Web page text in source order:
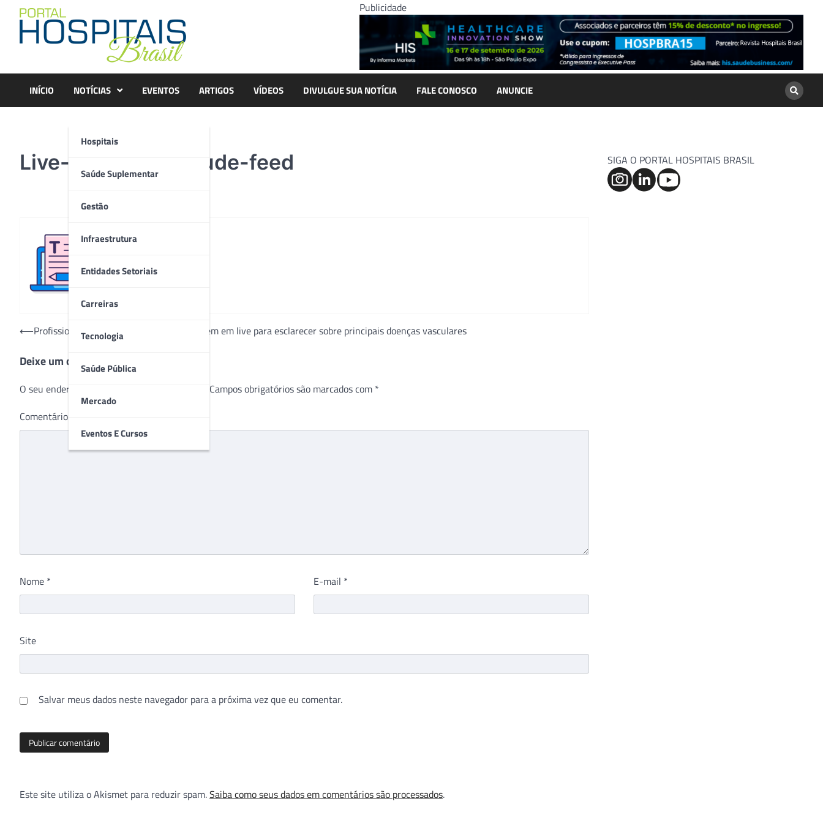
content
Publicidade
INÍCIO NOTÍCIAS
Hospitais
Saúde Suplementar
Gestão
Infraestrutura
Entidades Setoriais
Carreiras
Tecnologia
Saúde Pública
Mercado
Eventos E Cursos
EVENTOS ARTIGOS VÍDEOS DIVULGUE SUA NOTÍCIA FALE CONOSCO ANUNCIE
Live-DiaMundiaSaude-feed
Navegação
Post
⟵Profissionais da Cirurgia Vascular se reúnem em live para esclarecer sobre principais doenças vasculares
Deixe um comentário
O seu endereço de e-mail não será publicado. Campos obrigatórios são marcados com *
Comentário
Nome * E-mail *
Site
Salvar meus dados neste navegador para a próxima vez que eu comentar.
Este site utiliza o Akismet para reduzir spam.Saiba como seus dados em comentários são processados.
SIGA O PORTAL HOSPITAIS BRASIL